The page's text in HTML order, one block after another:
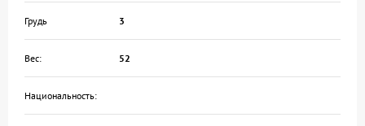
Грудь 3
Вес: 52
Национальность: